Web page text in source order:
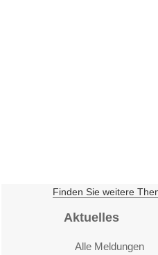
Finden Sie weitere
Aktuelles
Alle Meldungen